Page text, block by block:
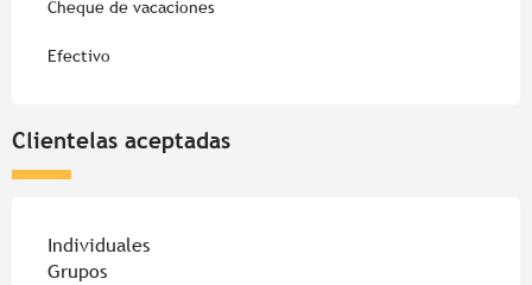
Cheque de vacaciones
Efectivo
Clientelas aceptadas
Individuales
Grupos